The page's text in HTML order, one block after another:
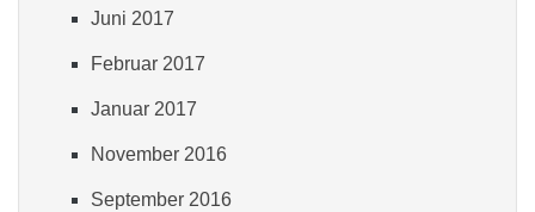
Juni 2017
Februar 2017
Januar 2017
November 2016
September 2016